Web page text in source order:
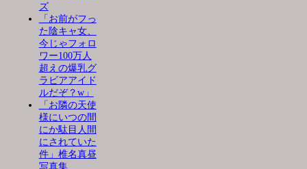
ズ
「お前がフっ
た陰キャ女、
今じゃフォロ
ワー100万人
超えの爆乳グ
ラビアアイド
ルだぞ？w」
「お隣の天使
様にいつの間
にか駄目人間
にされていた
件」椎名真昼
写真集